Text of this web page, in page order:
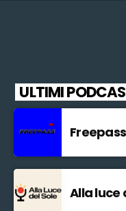
ULTIMI
Alla luce